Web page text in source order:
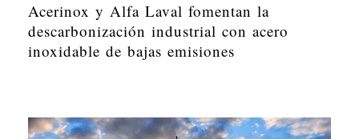
Acerinox y Alfa Laval fomentan la
descarbonización industrial con acero
inoxidable de bajas emisiones